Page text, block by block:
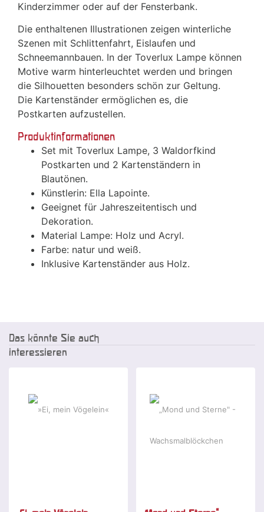
Kinderzimmer oder auf der Fensterbank.
Die enthaltenen Illustrationen zeigen winterliche
Szenen mit Schlittenfahrt, Eislaufen und
Schneemannbauen. In der Toverlux Lampe können
Motive warm hinterleuchtet werden und bringen
die Silhouetten besonders schön zur Geltung.
Die Kartenständer ermöglichen es, die
Postkarten aufzustellen.
Produktinformationen
Set mit Toverlux Lampe, 3 Waldorfkind
Postkarten und 2 Kartenständern in
Blautönen.
Künstlerin: Ella Lapointe.
Geeignet für Jahreszeitentisch und
Dekoration.
Material Lampe: Holz und Acryl.
Farbe: natur und weiß.
Inklusive Kartenständer aus Holz.
Das könnte Sie auch
interessieren